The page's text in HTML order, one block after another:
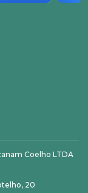
Coelho LTDA
20